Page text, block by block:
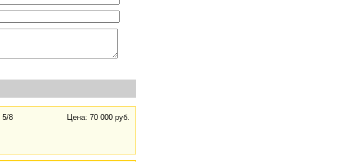
5/8
Цена: 70 000 руб.